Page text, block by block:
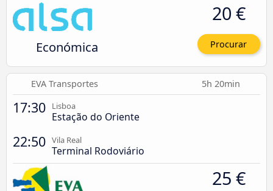
Económica
20 €
Procurar
EVA Transportes 5h 20min
17:30 Lisboa
Estação do Oriente
22:50 Vila Real
Terminal Rodoviário
25 €